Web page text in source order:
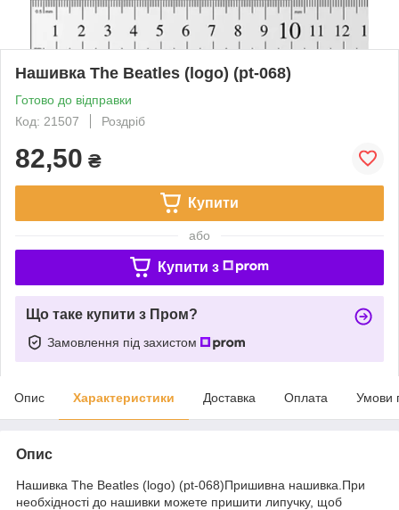
Нашивка The Beatles (logo) (pt-068)
Готово до відправки
Код: 21507
Роздріб
82,50 ₴
Купити
або
Купити з
Що таке купити з Пром?
Замовлення під захистом
Опис Характеристики Доставка Оплата Умови
Опис
Нашивка The Beatles (logo) (pt-068)Пришивна нашивка.При
необхідності до нашивки можете пришити липучку, щоб